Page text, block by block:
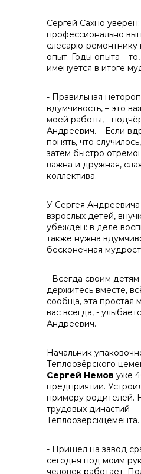
+7 (423) 234 50
Сергей Сахно
профессионально
слесарю-
опыт. Годы опыта –
именуется в итоге
- Правильная
вдумчивость, – это
моей работы, -
Андреевич. – Если
понять, что
затем быстро
важна и дружная,
коллектива.
У Сергея Андреевича
взрослых детей,
убежден: в деле
также нужна
бесконечная
- Всегда своим детям
держитесь вместе,
сообща, эта простая
вас всегда, -
Андреевич.
Начальник
Теплоозёрского
Сергей Немов уже
предприятии.
примеру родителей.
трудовых династий
Теплоозёрскцемента.
- Пришёл на завод
сегодня под моим
человек работает.